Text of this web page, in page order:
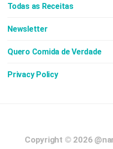
Todas as Receitas
Newsletter
Quero Comida de Verdade
Privacy Policy
Copyright © 2026